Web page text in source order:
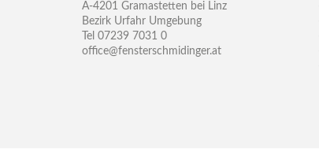
A-4201 Gramastetten bei Linz
Bezirk Urfahr Umgebung
Tel 07239 7031 0
office@fensterschmidinger.at